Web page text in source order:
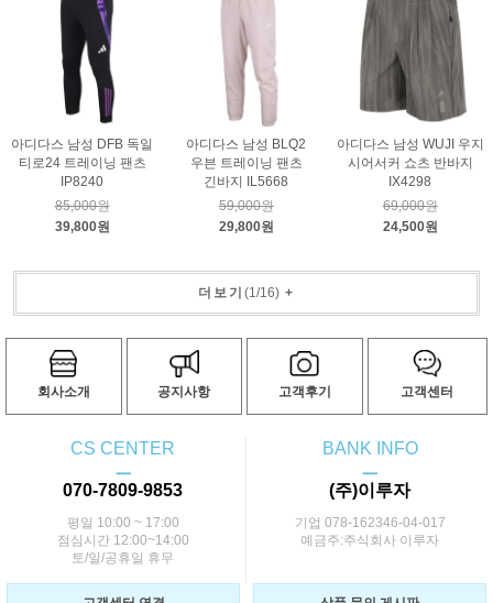
아디다스 남성 DFB 독일
티로24 트레이닝 팬츠
IP8240
85,000원
39,800원
아디다스 남성 BLQ2
우븐 트레이닝 팬츠
긴바지 IL5668
59,000원
29,800원
아디다스 남성 WUJI 우지
시어서커 쇼츠 반바지
IX4298
69,000원
24,500원
더보기 (1/16) +
회사소개 공지사항 고객후기 고객센터
CS CENTER
ㅡ
070-7809-9853
평일 10:00 ~ 17:00
점심시간 12:00~14:00
토/일/공휴일 휴무
BANK INFO
ㅡ
(주)이루자
기업 078-162346-04-017
예금주:주식회사 이루자